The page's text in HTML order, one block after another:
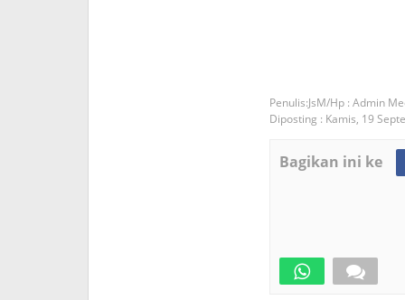
JsM/Hp : Admin
Diposting : Kamis, 19
Bagikan ini ke